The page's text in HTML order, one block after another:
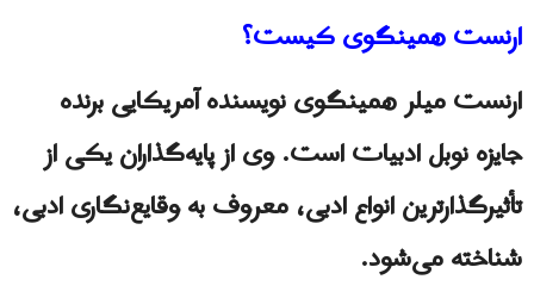
ارنست همینگوی کیست؟
ارنست میلر همینگوی نویسنده آمریکایی برنده
جایزه نوبل ادبیات است. وی از پایه‌گذاران یکی از
تأثیرگذارترین انواع ادبی، معروف به وقایع‌نگاری ادبی،
شناخته می‌شود.